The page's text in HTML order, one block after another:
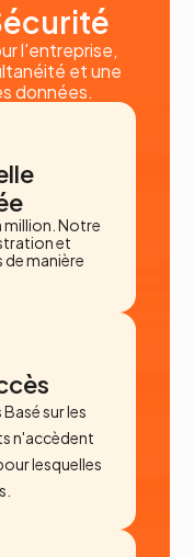
l'entreprise,
et une
données.
million. Notre
et
manière
sur les
n'accèdent
lesquelles